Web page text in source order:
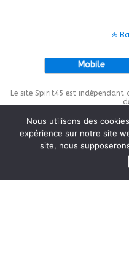
Mobile
Le site Spirit45 est indépendant
This site is
Nous utilisons des
expérience sur notre site
site, nous